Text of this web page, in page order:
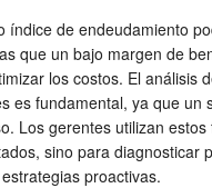
índice de endeudamiento
que un bajo margen de
los costos. El análisis
es fundamental, ya que un
Los gerentes utilizan
sino para diagnosticar
proactivas.